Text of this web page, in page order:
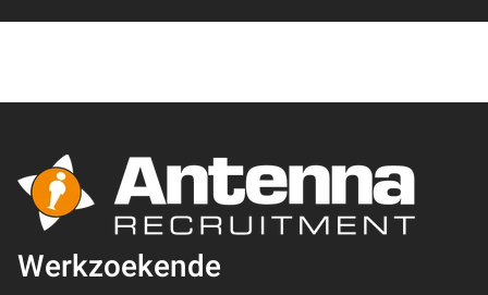
Werkzoekende